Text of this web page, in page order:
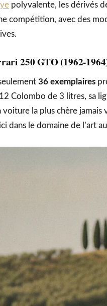
polyvalente, les dérivés
compétition, avec des
250 GTO (1962-
36 exemplaires
Colombo de 3 litres, sa
voiture la plus chère jamais
dans le domaine de l’art